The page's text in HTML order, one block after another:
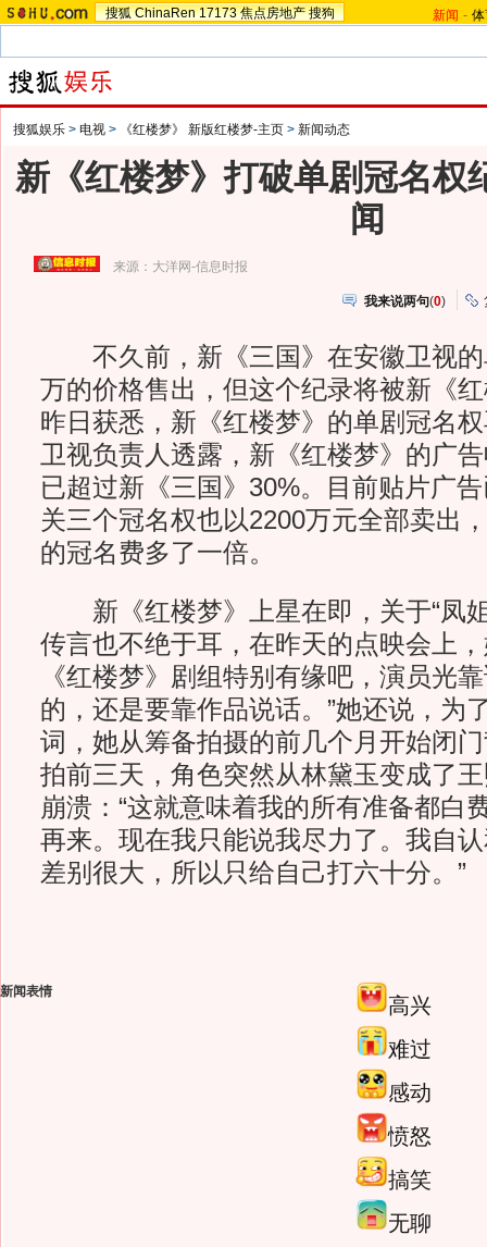
搜狐 ChinaRen 17173 焦点房地产 搜狗 新闻 -
搜狐娱乐 > 电视 > 《红楼梦》 新版红楼梦-主页 > 新闻动态
新《红楼梦》打破单剧冠名权
闻
来源： 大洋网-信息时报
我来说两句(0)
不久前，新《三国》在安徽卫视的
万的价格售出，但这个纪录将被新《
昨日获悉，新《红楼梦》的单剧冠名
卫视负责人透露，新《红楼梦》的广
已超过新《三国》30%。目前贴片广
关三个冠名权也以2200万元全部卖出
的冠名费多了一倍。
新《红楼梦》上星在即，关于“凤姐
传言也不绝于耳，在昨天的点映会上
《红楼梦》剧组特别有缘吧，演员光
的，还是要靠作品说话。”她还说，为
词，她从筹备拍摄的前几个月开始闭
拍前三天，角色突然从林黛玉变成了
崩溃：“这就意味着我的所有准备都白
再来。现在我只能说我尽力了。我自
差别很大，所以只给自己打六十分。”
新闻表情
高兴
难过
感动
愤怒
搞笑
无聊